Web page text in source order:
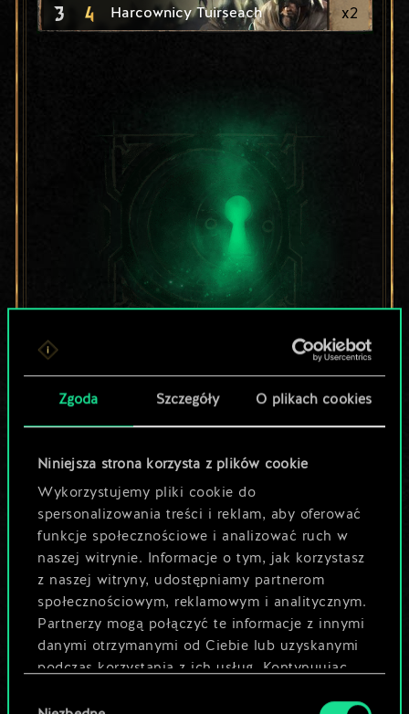
Zgoda Szczegóły O plikach cookies
Niniejsza strona korzysta z plików cookie
Wykorzystujemy pliki cookie do
spersonalizowania treści i reklam, aby oferować
funkcje społecznościowe i analizować ruch w
naszej witrynie. Informacje o tym, jak korzystasz
z naszej witryny, udostępniamy partnerom
społecznościowym, reklamowym i analitycznym.
Partnerzy mogą połączyć te informacje z innymi
danymi otrzymanymi od Ciebie lub uzyskanymi
podczas korzystania z ich usług. Kontynuując
3 4 Harcownicy Tuirseach x2
Lubisz grać tą talią?
Pomóż społeczności
odkryć jej
potencjał!
Nazwij talię i opisz swoją strategię
Edytuj talię
LUB